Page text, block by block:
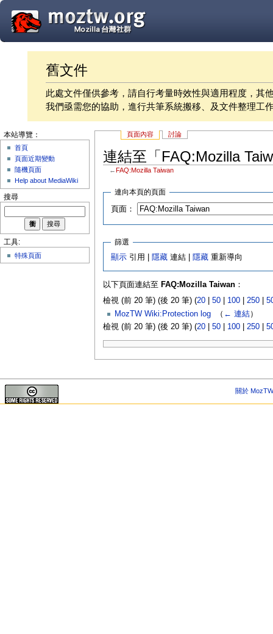
舊文件
此處文件僅供參考，請自行考量時效性與適用程度，其
我們亟需您的協助，進行共筆系統搬移、及文件整理工
頁面內容 討論
連結至「FAQ:Mozilla
← FAQ:Mozilla Taiwan
連向本頁的頁面
頁面：
篩選
顯示 引用 | 隱藏 連結 | 隱藏 重新導向
以下頁面連結至 FAQ:Mozilla Taiwan：
檢視 (前 20 筆) (後 20 筆) (20| 50| 100| 250|
MozTW Wiki:Protection log‎ （ ← 連結）
檢視 (前 20 筆) (後 20 筆) (20| 50| 100| 250|
本站導覽：
首頁
頁面近期變動
隨機頁面
Help about MediaWiki
搜尋
工具:
特殊頁面
關於